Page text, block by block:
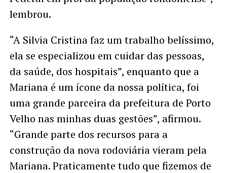
lembrou.
“A Silvia Cristina faz um trabalho belíssimo,
ela se especializou em cuidar das pessoas,
da saúde, dos hospitais”, enquanto que a
Mariana é um ícone da nossa política, foi
uma grande parceira da prefeitura de Porto
Velho nas minhas duas gestões”, afirmou.
“Grande parte dos recursos para a
construção da nova rodoviária vieram pela
Mariana. Praticamente tudo que fizemos de